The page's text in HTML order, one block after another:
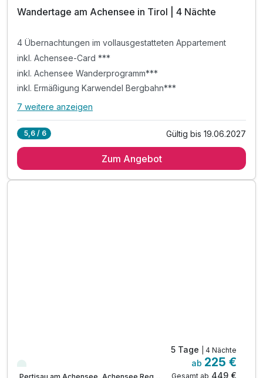
Wandertage am Achensee in Tirol | 4 Nächte
4 Übernachtungen im vollausgestatteten Appartement
inkl. Achensee-Card ***
inkl. Achensee Wanderprogramm***
inkl. Ermäßigung Karwendel Bergbahn***
Alle Inklusivleistungen
inkl. Achensee-Card ***
7 weitere anzeigen
5,6 / 6 Gültig bis 19.06.2027
Zum Angebot
Viele Termine frei
Pertisau am Achensee, Achensee Region
5 Tage | 4 Nächte
ab 225 €
Gesamt ab 449 €